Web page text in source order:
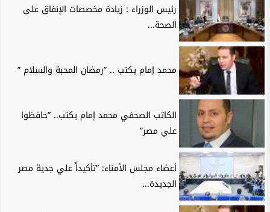
رئيس الوزراء : زيادة مخصصات الإنفاق على
الصحة...
محمد إمام يكتب .. ”رمضان المحبة والسلام ”
الكاتب الصحفي محمد إمام يكتب.. ”حافظوا
علي مصر”
أعضاء مجلس الأمناء: ”تأكيداً علي جدية مصر
الجديدة...